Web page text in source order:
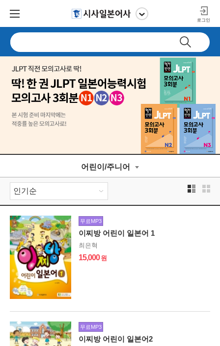
로그인
어린이/주니어
무료MP3
이찌방 어린이 일본어 1
최은혁
15,000
무료MP3
이찌방 어린이 일본어2